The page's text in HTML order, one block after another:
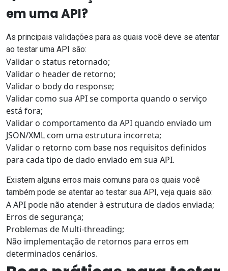
em uma API?
As principais validações para as quais você deve se atentar
ao testar uma API são:
Validar o status retornado;
Validar o header de retorno;
Validar o body do response;
Validar como sua API se comporta quando o serviço
está fora;
Validar o comportamento da API quando enviado um
JSON/XML com uma estrutura incorreta;
Validar o retorno com base nos requisitos definidos
para cada tipo de dado enviado em sua API.
Existem alguns erros mais comuns para os quais você
também pode se atentar ao testar sua API, veja quais são:
A API pode não atender à estrutura de dados enviada;
Erros de segurança;
Problemas de Multi-threading;
Não implementação de retornos para erros em
determinados cenários.